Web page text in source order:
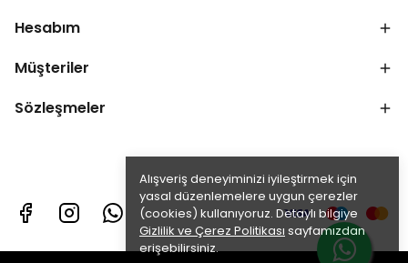
Alışveriş deneyiminizi iyileştirmek için
yasal düzenlemelere uygun çerezler
(cookies) kullanıyoruz. Detaylı bilgiye
Gizlilik ve Çerez Politikası sayfamızdan
erişebilirsiniz.
Hesabım
Müşteriler
Sözleşmeler